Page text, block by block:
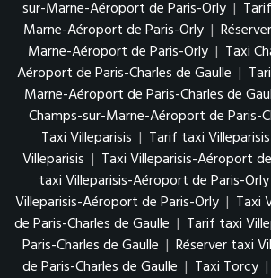
sur-Marne-Aéroport de Paris-Orly |
Marne-Aéroport de Paris-Orly |
Marne-Aéroport de Paris-Orly | Taxi
Aéroport de Paris-Charles de Gaulle |
Marne-Aéroport de Paris-Charles de
Champs-sur-Marne-Aéroport de Paris-
Taxi Villeparisis | Tarif taxi Villeparisis
Villeparisis | Taxi Villeparisis-Aéroport
taxi Villeparisis-Aéroport de Paris-Orly
Villeparisis-Aéroport de Paris-Orly | Taxi
de Paris-Charles de Gaulle | Tarif taxi
Paris-Charles de Gaulle | Réserver taxi
de Paris-Charles de Gaulle | Taxi Torcy |